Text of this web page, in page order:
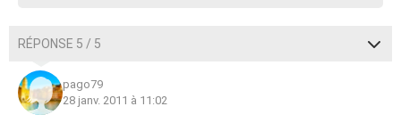
RÉPONSE 5 / 5
pago79
28 janv. 2011 à 11:02